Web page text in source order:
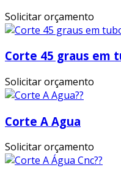
Solicitar orçamento
Corte 45 graus em
Solicitar orçamento
Corte A Agua
Solicitar orçamento